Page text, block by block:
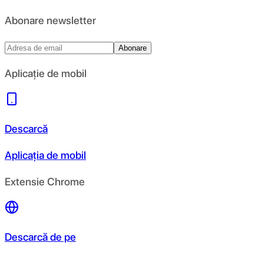
Abonare newsletter
Abonare
Aplicație de mobil
Descarcă
Aplicația de mobil
Extensie Chrome
Descarcă de pe